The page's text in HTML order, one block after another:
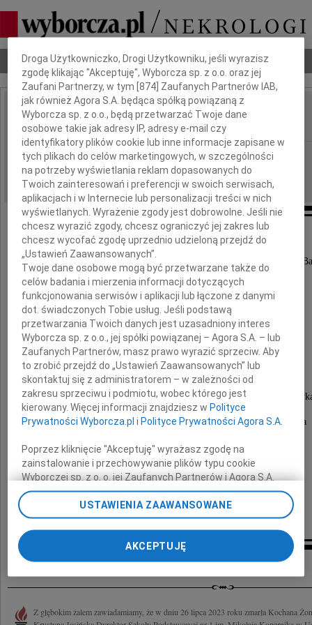
Nekrologi Odeszli Poradnik pogrzebowy
IMIĘ I NAZWISKO: Krystyna Jasińska
REGION: cała Polska
DATA EMISJI: 28.07.2023
Z głębokim żalem zawiadamiamy,
że w dniu 26 lipca 2023 roku zmarła Kochana Żona, Mama,
Krystyna Jasińska
emerytowana Dyrektor Szkoły Podstawowej nr 1 w
Msza święta pogrzebowa zostanie odprawiona
Pogrążona w smutku
rodzina
Kondolencje
Z głębokim żalem zawiadamiamy, że w dniu 26 lipca 2023 roku zmarła Kochana
Dbamy o Twoją prywatność
Droga Użytkowniczko, Drogi Użytkowniku, jeśli wyrazisz
zgodę klikając "Akceptuję", Wyborcza sp. z o.o. oraz jej
Zaufani Partnerzy, w tym [874] Zaufanych Partnerów IAB,
jak również Agora S.A. będąca spółką powiązaną z
Wyborcza sp. z o.o., będą przetwarzać Twoje dane
osobowe takie jak adresy IP, adresy e-mail czy
identyfikatory plików cookie lub inne informacje zapisane w
tych plikach do celów marketingowych, w szczególności
na potrzeby wyświetlania reklam dopasowanych do
Twoich zainteresowań i preferencji w swoich serwisach,
aplikacjach i w Internecie lub personalizacji treści w nich
wyświetlanych. Wyrażenie zgody jest dobrowolne. Jeśli nie
chcesz wyrazić zgody, chcesz ograniczyć jej zakres lub
chcesz wycofać zgodę uprzednio udzieloną przejdź do
„Ustawień Zaawansowanych”.
Twoje dane osobowe mogą być przetwarzane także do
celów badania i mierzenia informacji dotyczących
funkcjonowania serwisów i aplikacji lub łączone z danymi
dot. świadczonych Tobie usług. Jeśli podstawą
przetwarzania Twoich danych jest uzasadniony interes
Wyborcza sp. z o.o., jej spółki powiązanej – Agora S.A. – lub
Zaufanych Partnerów, masz prawo wyrazić sprzeciw. Aby
to zrobić przejdź do „Ustawień Zaawansowanych” lub
skontaktuj się z administratorem – w zależności od
zakresu sprzeciwu i podmiotu, wobec którego jest
kierowany. Więcej informacji znajdziesz wPolityce
Prywatności Wyborcza.pl iPolityce Prywatności Agora S.A.
Poprzez kliknięcie "Akceptuję" wyrażasz zgodę na
zainstalowanie i przechowywanie plików typu cookie
Wyborczej sp. z o. o. jej Zaufanych Partnerów i Agora S.A.
na Twoim urządzeniu końcowym. Możesz też w każdej
chwili zmienić swoje preferencje dot. plików cookie,
ponownie wywołując narzędzie do zarządzania Twoimi
preferencjami dot. przetwarzania danych poprzez
odnośnik „Ustawienia prywatności” w stopce serwisu i
przechodząc do sekcji „Ustawienia zaawansowane”.
Zmiana ustawień plików cookie możliwa jest także za
pomocą ustawień przeglądarki.
My, nasi Zaufani Partnerzy i Agora S.A. możemy
USTAWIENIA ZAAWANSOWANE
AKCEPTUJĘ